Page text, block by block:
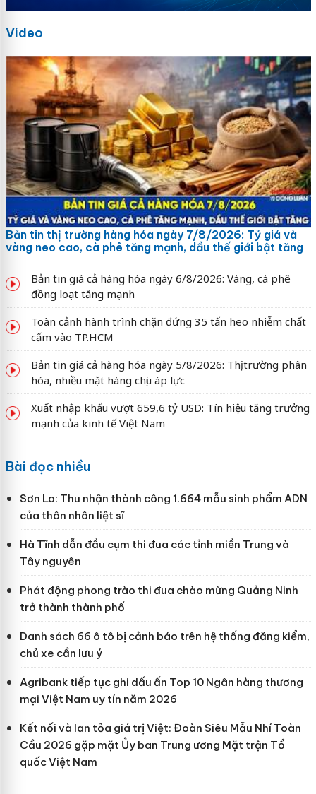
Video
Bản tin thị trường hàng hóa ngày 7/8/2026: Tỷ giá và
vàng neo cao, cà phê tăng mạnh, dầu thế giới bật tăng
Bản tin giá cả hàng hóa ngày 6/8/2026: Vàng, cà phê
đồng loạt tăng mạnh
Toàn cảnh hành trình chặn đứng 35 tấn heo nhiễm chất
cấm vào TP.HCM
Bản tin giá cả hàng hóa ngày 5/8/2026: Thị trường phân
hóa, nhiều mặt hàng chịu áp lực
Xuất nhập khẩu vượt 659,6 tỷ USD: Tín hiệu tăng trưởng
mạnh của kinh tế Việt Nam
Bài đọc nhiều
Sơn La: Thu nhận thành công 1.664 mẫu sinh phẩm ADN
của thân nhân liệt sĩ
Hà Tĩnh dẫn đầu cụm thi đua các tỉnh miền Trung và
Tây nguyên
Phát động phong trào thi đua chào mừng Quảng Ninh
trở thành thành phố
Danh sách 66 ô tô bị cảnh báo trên hệ thống đăng kiểm,
chủ xe cần lưu ý
Agribank tiếp tục ghi dấu ấn Top 10 Ngân hàng thương
mại Việt Nam uy tín năm 2026
Kết nối và lan tỏa giá trị Việt: Đoàn Siêu Mẫu Nhí Toàn
Cầu 2026 gặp mặt Ủy ban Trung ương Mặt trận Tổ
quốc Việt Nam